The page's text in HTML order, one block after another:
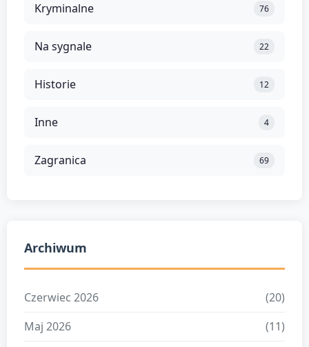
Kryminalne 76
Na sygnale 22
Historie 12
Inne 4
Zagranica 69
Archiwum
Czerwiec 2026
(20)
Maj 2026
(11)